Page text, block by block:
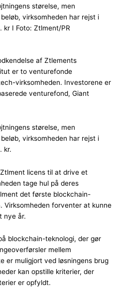
størelse, men
virksomheden har rejst i
kr I Foto: Ztlment/PR
af Ztlements
er to venturefonde
virksomheden. Investorene er
venturefond, Giant
størelse, men
virksomheden har rejst i
kr.
licens til at drive et
tage hul på deres
det første blockchain-
Virksomheden forventer at kunne
nye år.
blockchain-teknologi, der gør
mellem
er muligjort ved løsningens brug
kan opstille kriterier, der
er opfyldt.